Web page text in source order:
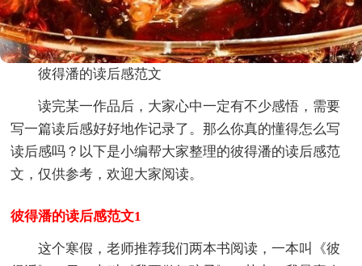
彼得潘的读后感范文
读完某一作品后，大家心中一定有不少感悟，需要
写一篇读后感好好地作记录了。那么你真的懂得怎么写
读后感吗？以下是小编帮大家整理的彼得潘的读后感范
文，仅供参考，欢迎大家阅读。
彼得潘的读后感范文1
这个寒假，老师推荐我们两本书阅读，一本叫《彼